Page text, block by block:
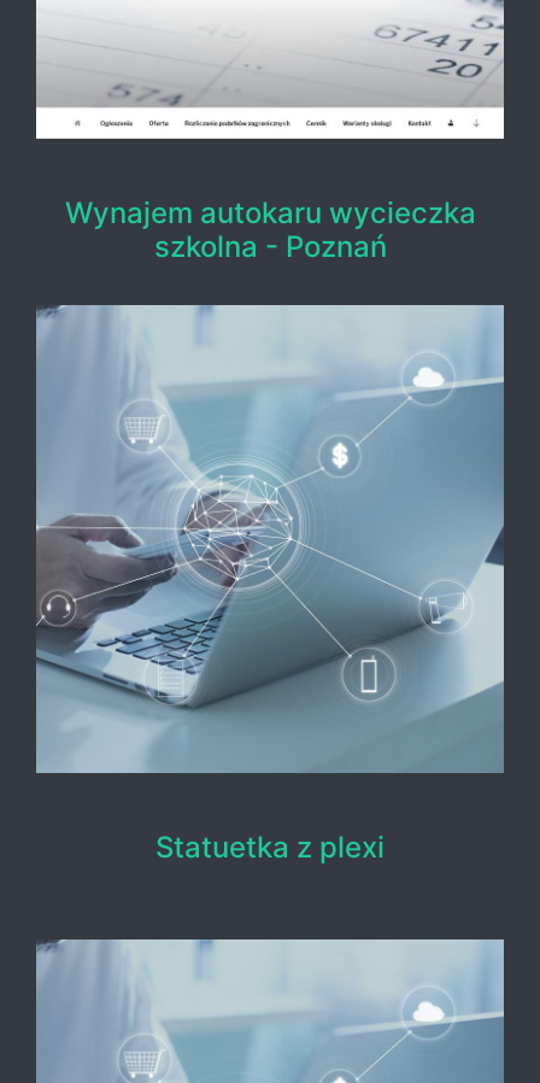
Wynajem autokaru wycieczka
szkolna - Poznań
Statuetka z plexi